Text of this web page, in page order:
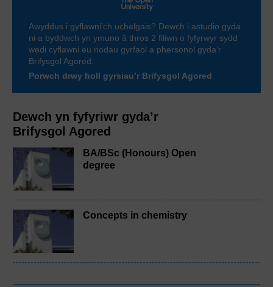
Dewch yn fyfyriwr gyda’r
Brifysgol Agored
BA/BSc (Honours) Open
degree
Concepts in chemistry
Awyddus i gyflawni’ch uchelgais? Dewch i astudio gyda
ni a byddwch yn ymuno â thros 2 filiwn o fyfyrwyr sydd
wedi cyflawni eu nodau gyrfaol a phersonol gyda’r
Brifysgol Agored.
Porwch drwy holl gyrsiau’r Brifysgol Agored